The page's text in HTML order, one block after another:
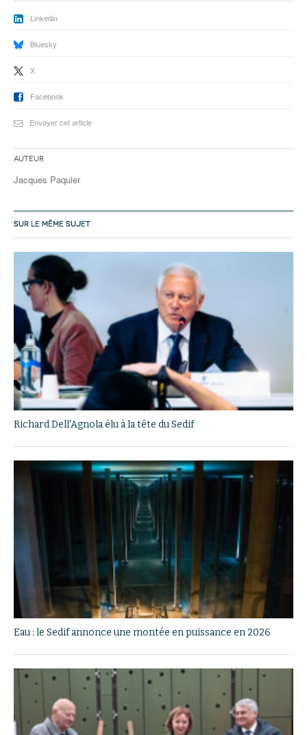
Linkedin
Bluesky
X
Facebook
Envoyer cet article
Auteur
Jacques Paquier
SUR LE MÊME SUJET
Richard Dell'Agnola élu à la tête du Sedif
Eau : le Sedif annonce une montée en puissance en 2026